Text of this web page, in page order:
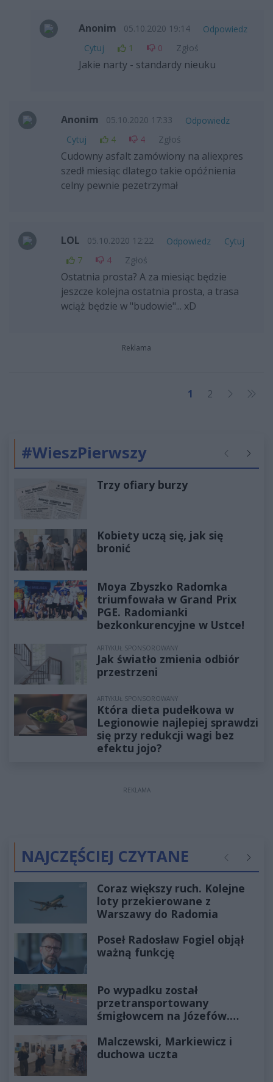
Anonim 05.10.2020 19:14
Odpowiedz
Cytuj
1 0 Zgłoś
Jakie narty - standardy nieuku
Anonim 05.10.2020 17:33
Odpowiedz
Cytuj
4 4 Zgłoś
Cudowny asfalt zamówiony na aliexpres
szedł miesiąc dlatego takie opóźnienia
celny pewnie pezetrzymał
LOL 05.10.2020 12:22 Odpowiedz
Cytuj
7
4 Zgłoś
Ostatnia prosta? A za miesiąc będzie
jeszcze kolejna ostatnia prosta, a trasa
wciąż będzie w "budowie"... xD
Reklama
1 2
#WieszPierwszy Poprzednie
Trzy ofiary burzy
Kobiety uczą się, jak się
bronić
Moya Zbyszko Radomka
triumfowała w Grand Prix
PGE. Radomianki
bezkonkurencyjne w Ustce!
ARTYKUŁ SPONSOROWANY
Jak światło zmienia odbiór
przestrzeni
ARTYKUŁ SPONSOROWANY
Która dieta pudełkowa w
Legionowie najlepiej sprawdzi
się przy redukcji wagi bez
efektu jojo?
REKLAMA
NAJCZĘŚCIEJ CZYTANE Poprzednie
Coraz większy ruch. Kolejne
loty przekierowane z
Warszawy do Radomia
Poseł Radosław Fogiel objął
ważną funkcję
Po wypadku został
przetransportowany
śmigłowcem na Józefów.
Malczewski, Markiewicz i
duchowa uczta